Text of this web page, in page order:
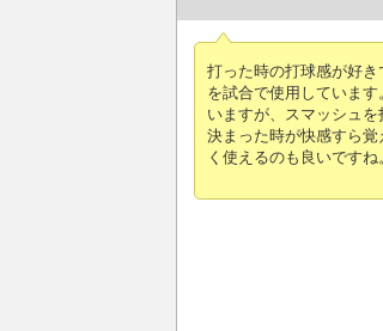
打った時の打球感が好き
を試合で使用していま
いますが、スマッシュ
決まった時が快感すら
く使えるのも良いですね